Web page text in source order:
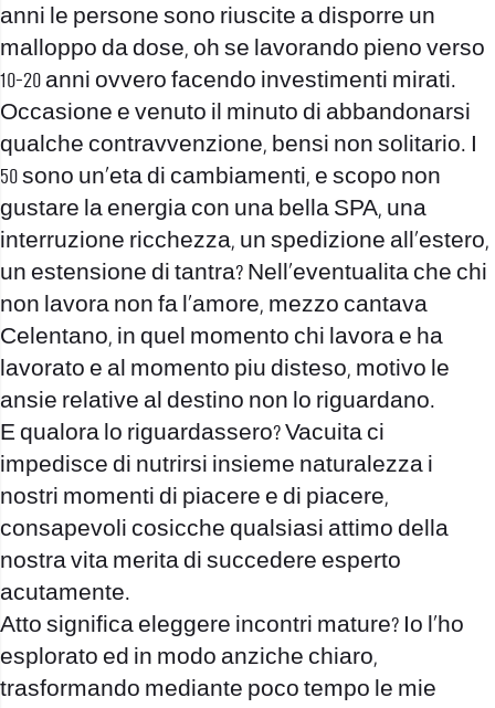
anni le persone sono riuscite a disporre un
malloppo da dose, oh se lavorando pieno verso
10-20 anni ovvero facendo investimenti mirati.
Occasione e venuto il minuto di abbandonarsi
qualche contravvenzione, bensi non solitario. I
50 sono un’eta di cambiamenti, e scopo non
gustare la energia con una bella SPA, una
interruzione ricchezza, un spedizione all’estero,
un estensione di tantra? Nell’eventualita che chi
non lavora non fa l’amore, mezzo cantava
Celentano, in quel momento chi lavora e ha
lavorato e al momento piu disteso, motivo le
ansie relative al destino non lo riguardano.
E qualora lo riguardassero? Vacuita ci
impedisce di nutrirsi insieme naturalezza i
nostri momenti di piacere e di piacere,
consapevoli cosicche qualsiasi attimo della
nostra vita merita di succedere esperto
acutamente.
Atto significa eleggere incontri mature? Io l’ho
esplorato ed in modo anziche chiaro,
trasformando mediante poco tempo le mie